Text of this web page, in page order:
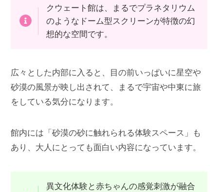
クウェート館は、まるでプラネタリウム
のようなドーム型スクリーンが特徴の幻
想的な空間です。
広々とした内部に入ると、目の前いっぱいに星空や
砂漠の風景が映し出されて、まるで宇宙や中東に旅
をしている気分になります。
館内には「砂漠の砂に触れられる体験スペース」も
あり、大人にとっても面白い内容になっています。
異文化体験と赤ちゃんの感覚刺激が融合